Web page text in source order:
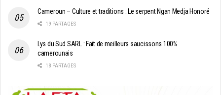
Cameroun – Culture et traditions : Le serpent Ngan Medja Honoré
19 PARTAGES
Lys du Sud SARL : Fait de meilleurs saucissons 100%
camerounais
18 PARTAGES